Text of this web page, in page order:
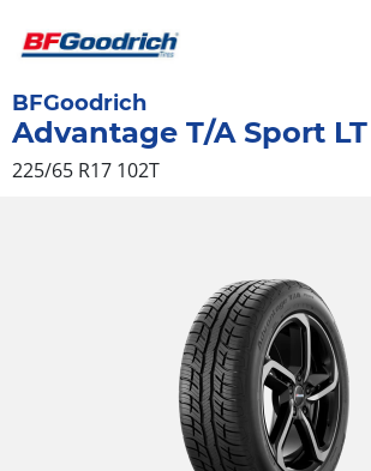
BFGoodrich
Advantage T/A Sport LT
225/65 R17 102T